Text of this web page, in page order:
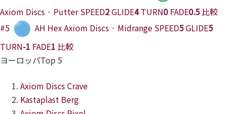
Axiom Discs · Putter SPEED2GLIDE4 TURN0 FADE0.5比較
#5
AH HexAxiom Discs · Midrange SPEED5GLIDE5
TURN-1 FADE1 比較
ヨーロッパTop 5
Axiom Discs Crave
Kastaplast Berg